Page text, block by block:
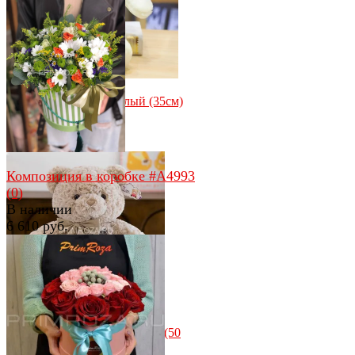
избранное сравнить
избранное сравнить
Мишутка с бантом белый (35см)
(0)
В наличии
850 руб.
Мишка с бантиком бежевый (50
избранное сравнить
избранное сравнить
Композиция в коробке #A4993
(0)
В наличии
6 610 руб.